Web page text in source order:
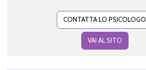
CONTATTA LO PSICOLOGO
VAI AL SITO